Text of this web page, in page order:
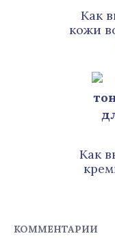
Как
кожи
Как
КОММЕНТАРИИ